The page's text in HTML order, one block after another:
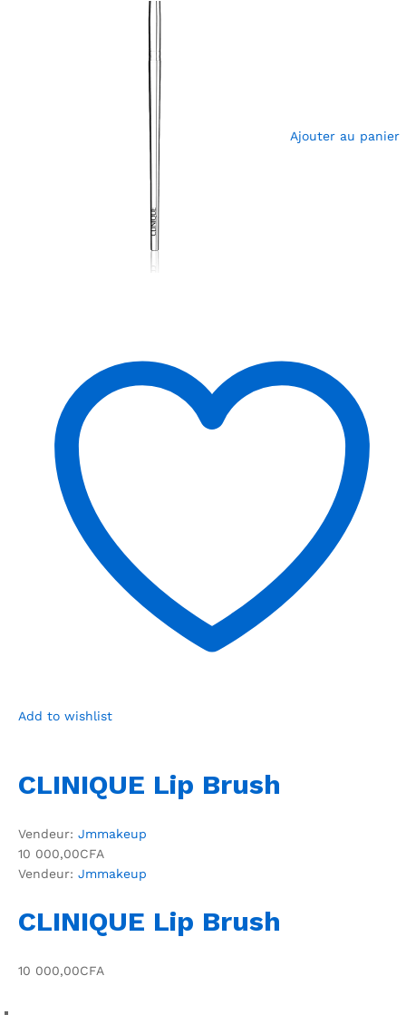
Ajouter au panier
Add to wishlist
CLINIQUE Lip Brush
Vendeur: Jmmakeup
10 000,00CFA
Vendeur: Jmmakeup
CLINIQUE Lip Brush
10 000,00CFA